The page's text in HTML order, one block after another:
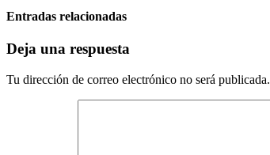
Entradas relacionadas
Deja una respuesta
Tu dirección de correo electrónico no será publicada.